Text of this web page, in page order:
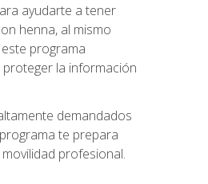
ayudarte a tener
henna, al mismo
programa
la información
demandados
te prepara
profesional.